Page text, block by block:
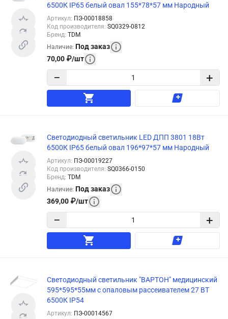
6500К IP65 белый овал 155*78*57 мм Народный
Артикул: ПЭ-00018858
Код производителя: SQ0329-0812
Бренд: TDM
Наличие: Под заказ
70,00 ₽/шт
− +
Светодиодный светильник LED ДПП 3801 18Вт
6500К IP65 белый овал 196*97*57 мм Народный
Артикул: ПЭ-00019227
Код производителя: SQ0366-0150
Бренд: TDM
Наличие: Под заказ
369,00 ₽/шт
− +
Светодиодный светильник "ВАРТОН" медицинский
595*595*55мм с опаловым рассеивателем 27 ВТ
6500К IP54
Артикул: ПЭ-00014567